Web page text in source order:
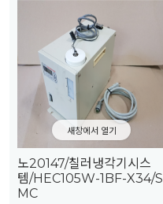
새창에서 열기
노20147/칠러냉각기시스
템/HEC105W-1BF-X34/S
MC